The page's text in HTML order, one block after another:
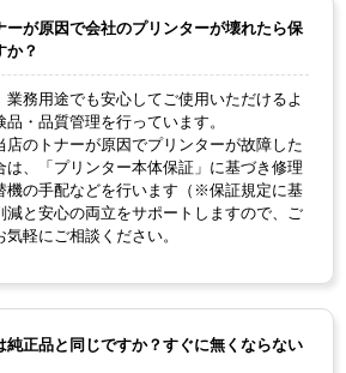
ーが原因で会社のプリンターが壊れたら保
か？
業務用途でも安心してご使用いただけるよ
品・品質管理を行っています。
店のトナーが原因でプリンターが故障した
は、「プリンター本体保証」に基づき修理
機の手配などを行います（※保証規定に基
減と安心の両立をサポートしますので、ご
軽にご相談ください。
純正品と同じですか？すぐに無くならない